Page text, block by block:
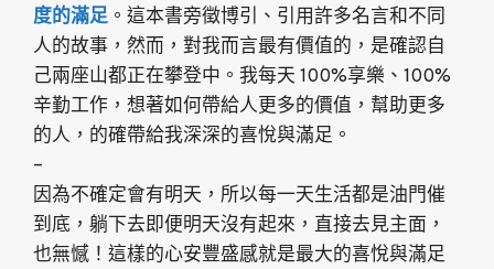
度的滿足 。這本書旁徵博引、引用許多名言和不同
人的故事，然而，對我而言最有價值的，是確認自
己兩座山都正在攀登中。我每天 100%享樂、100%
辛勤工作，想著如何帶給人更多的價值，幫助更多
的人，的確帶給我深深的喜悅與滿足。
–
因為不確定會有明天，所以每一天生活都是油門催
到底，躺下去即便明天沒有起來，直接去見主面，
也無憾！這樣的心安豐盛感就是最大的喜悅與滿足